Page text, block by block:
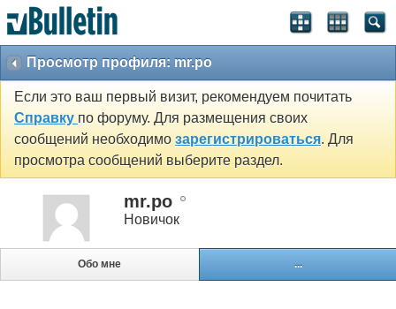
Просмотр профиля: mr.po
Если это ваш первый визит, рекомендуем почитать
Справку по форуму. Для размещения своих
сообщений необходимо зарегистрироваться. Для
просмотра сообщений выберите раздел.
mr.po
Новичок
Обо мне ...